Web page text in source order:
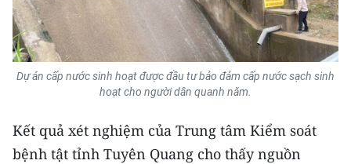
NHÂN DÂN CUỐI TUẦN
NHÂN DÂN HẰNG THÁNG
ĐỌC BÁO IN
Dự án cấp nước sinh hoạt được đầu tư bảo đảm cấp nước sạch sinh
hoạt cho người dân quanh năm.
Kết quả xét nghiệm của Trung tâm Kiểm soát
bệnh tật tỉnh Tuyên Quang cho thấy nguồn